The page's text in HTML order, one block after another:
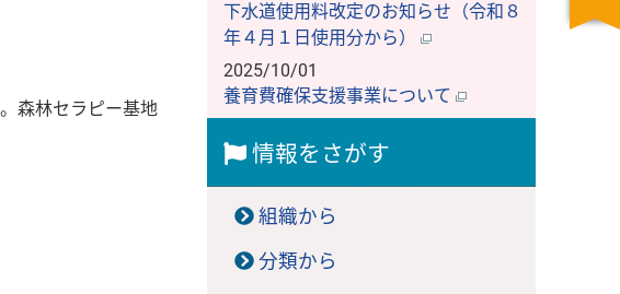
森林セラピー基地
下水道使用料改定のお知らせ（令和８
年４月１日使用分から）
2025/10/01
養育費確保支援事業について
情報をさがす
組織から
分類から